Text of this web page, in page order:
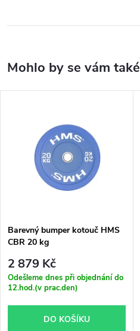
Barevný bumper kotouč HMS
CBR 20 kg
2 879 Kč
Odešleme dnes při objednání do
12.hod.(v prac.den)
DO KOŠÍKU